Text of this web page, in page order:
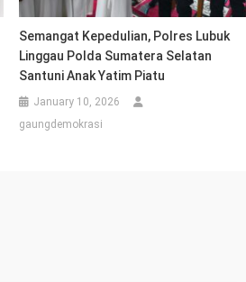
Semangat Kepedulian, Polres Lubuk
Linggau Polda Sumatera Selatan
Santuni Anak Yatim Piatu
January 10, 2026
gaungdemokrasi